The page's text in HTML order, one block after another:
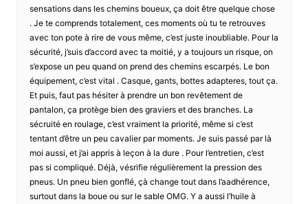
sensations dans les chemins boueux, ça doit être quelque chose
. Je te comprends totalement, ces moments où tu te retrouves
avec ton pote à rire de vous même, c’est juste inoubliable. Pour la
sécurité, j’suis d’accord avec ta moitié, y a toujours un risque, on
s’expose un peu quand on prend des chemins escarpés. Le bon
équipement, c’est vital . Casque, gants, bottes adapteres, tout ça.
Et puis, faut pas hésiter à prendre un bon revêtement de
pantalon, ça protège bien des graviers et des branches. La
sécruité en roulage, c’est vraiment la priorité, même si c’est
tentant d’être un peu cavalier par moments. Je suis passé par là
moi aussi, et j’ai appris à leçon à la dure . Pour l’entretien, c’est
pas si compliqué. Déjà, vésrifie régulièrement la pression des
pneus. Un pneu bien gonflé, çà change tout dans l’aadhérence,
surtout dans la boue ou sur le sable OMG. Y a aussi l’huile à